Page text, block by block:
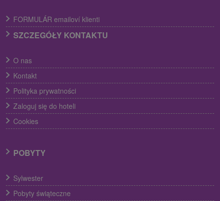
FORMULÁR emailoví klienti
SZCZEGÓŁY KONTAKTU
O nas
Kontakt
Polityka prywatności
Zaloguj się do hoteli
Cookies
POBYTY
Sylwester
Pobyty świąteczne